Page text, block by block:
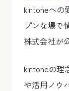
kintoneへの
プンな場で
株式会社が
kintoneの理
や活用ノウ